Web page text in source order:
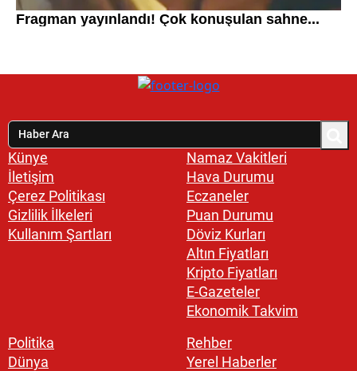
Künye
İletişim
Çerez Politikası
Gizlilik İlkeleri
Kullanım Şartları
Namaz Vakitleri
Hava Durumu
Eczaneler
Puan Durumu
Döviz Kurları
Altın Fiyatları
Kripto Fiyatları
E-Gazeteler
Ekonomik Takvim
Politika
Dünya
Rehber
Yerel Haberler